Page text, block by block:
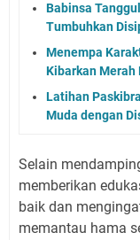
Babinsa
Tumbuhkan
Menempa
Kibarkan Merah
Latihan
Muda dengan
Selain
memberikan
baik dan
memantau hama